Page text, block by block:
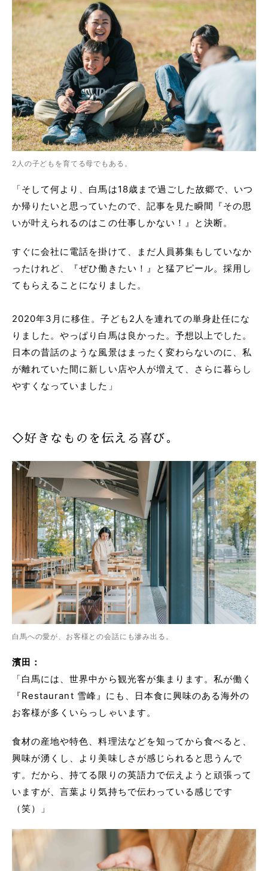
2人の子どもを育てる母でもある。
「そして何より、白馬は18歳まで過ごした故郷で、いつ
か帰りたいと思っていたので、記事を見た瞬間『その思
いが叶えられるのはこの仕事しかない！』と決断。
すぐに会社に電話を掛けて、まだ人員募集もしていなか
ったけれど、『ぜひ働きたい！』と猛アピール。採用し
てもらえることになりました。
2020年3月に移住。子ども2人を連れての単身赴任にな
りました。やっぱり白馬は良かった。予想以上でした。
日本の昔話のような風景はまったく変わらないのに、私
が離れていた間に新しい店や人が増えて、さらに暮らし
やすくなっていました」
◇好きなものを伝える喜び。
白馬への愛が、お客様との会話にも滲み出る。
濱田：
「白馬には、世界中から観光客が集まります。私が働く
『Restaurant 雪峰』にも、日本食に興味のある海外の
お客様が多くいらっしゃいます。
食材の産地や特色、料理法などを知ってから食べると、
興味が湧くし、より美味しさが感じられると思うんで
す。だから、持てる限りの英語力で伝えようと頑張って
いますが、言葉より気持ちで伝わっている感じです
（笑）」